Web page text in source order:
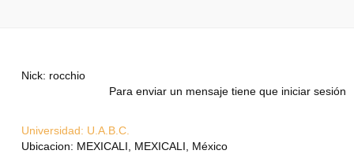
Nick: rocchio
Para enviar un mensaje tiene que iniciar sesión
Universidad: U.A.B.C.
Ubicacion: MEXICALI, MEXICALI, México